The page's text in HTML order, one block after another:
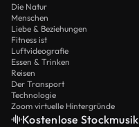
Die Natur
Menschen
Liebe & Beziehungen
Fitness ist
Luftvideografie
Essen & Trinken
Reisen
Der Transport
Technologie
Zoom virtuelle Hintergründe
Kostenlose Stockmusik